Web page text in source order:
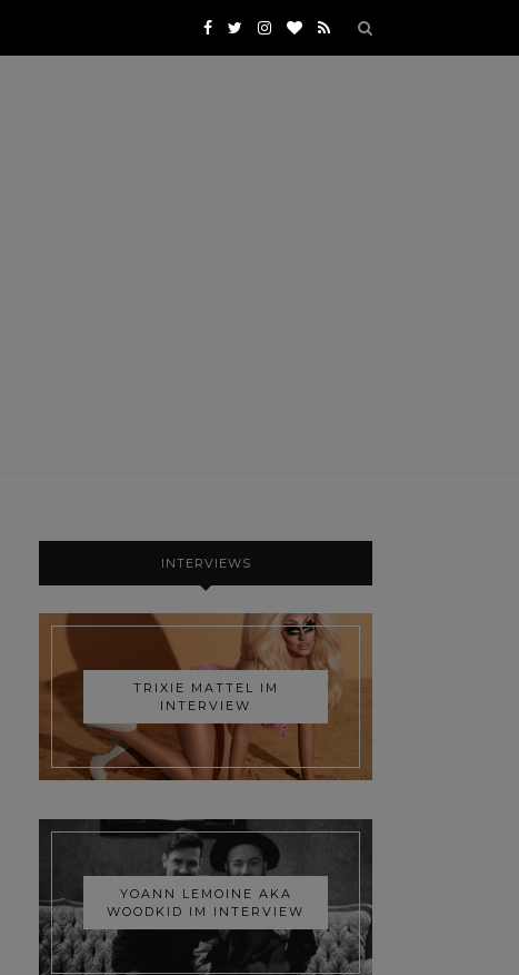
INTERVIEWS
TRIXIE MATTEL IM
INTERVIEW
YOANN LEMOINE AKA
WOODKID IM INTERVIEW